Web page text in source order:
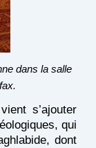
dans la salle
s’ajouter
qui
dont